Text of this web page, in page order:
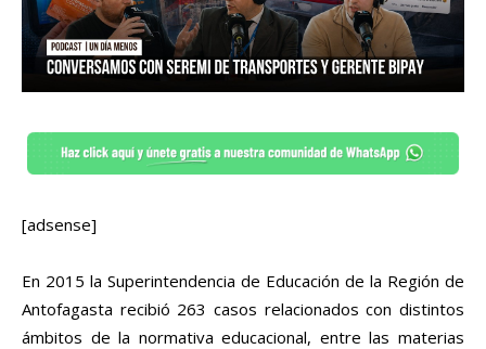
[adsense]
En 2015 la Superintendencia de Educación de la Región de
Antofagasta recibió 263 casos relacionados con distintos
ámbitos de la normativa educacional, entre las materias